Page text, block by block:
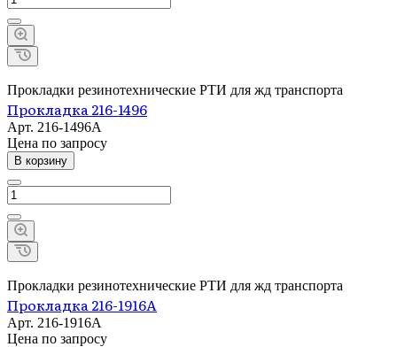
Прокладки резинотехнические РТИ для жд транспорта
Прокладка 216-1496
Арт. 216-1496А
Цена по запросу
В корзину
Прокладки резинотехнические РТИ для жд транспорта
Прокладка 216-1916А
Арт. 216-1916А
Цена по запросу